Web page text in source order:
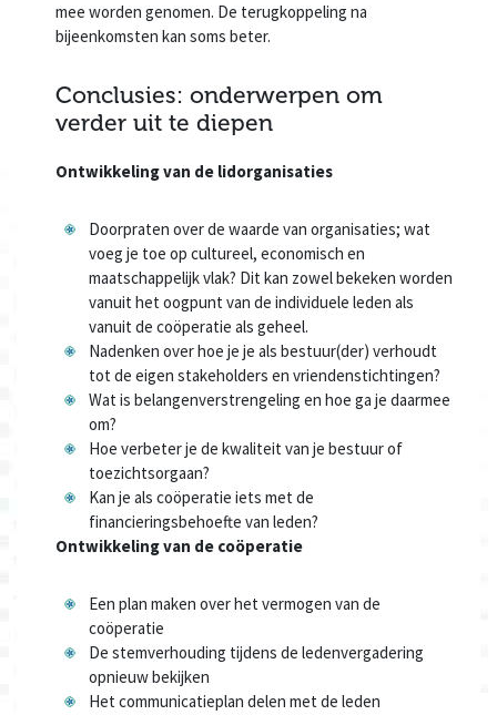
mee worden genomen. De terugkoppeling na
bijeenkomsten kan soms beter.
Conclusies: onderwerpen om
verder uit te diepen
Ontwikkeling van de lidorganisaties
Doorpraten over de waarde van organisaties; wat
voeg je toe op cultureel, economisch en
maatschappelijk vlak? Dit kan zowel bekeken worden
vanuit het oogpunt van de individuele leden als
vanuit de coöperatie als geheel.
Nadenken over hoe je je als bestuur(der) verhoudt
tot de eigen stakeholders en vriendenstichtingen?
Wat is belangenverstrengeling en hoe ga je daarmee
om?
Hoe verbeter je de kwaliteit van je bestuur of
toezichtsorgaan?
Kan je als coöperatie iets met de
financieringsbehoefte van leden?
Ontwikkeling van de coöperatie
Een plan maken over het vermogen van de
coöperatie
De stemverhouding tijdens de ledenvergadering
opnieuw bekijken
Het communicatieplan delen met de leden